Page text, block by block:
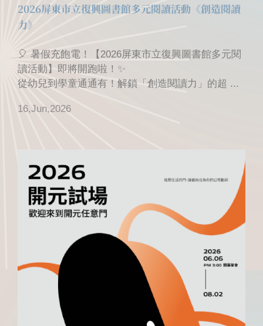
2026屏東市立復興圖書館多元閱讀活動《創造閱讀
力》
🎈 暑假充飽電！【2026屏東市立復興圖書館多元閱
讀活動】即將開跑啦！✨
從幼兒到學童通通有！解鎖「創造閱讀力」的超 ...
16,Jun,2026